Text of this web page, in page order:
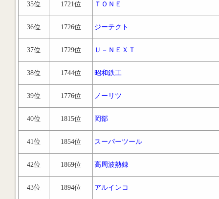
35位 1721位 ＴＯＮＥ
36位 1726位 ジーテクト
37位 1729位 Ｕ－ＮＥＸＴ
38位 1744位 昭和鉄工
39位 1776位 ノーリツ
40位 1815位 岡部
41位 1854位 スーパーツール
42位 1869位 高周波熱錬
43位 1894位 アルインコ